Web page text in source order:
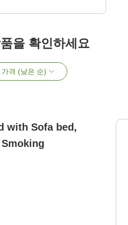
을 확인하세요
가격 (낮은 순)
with Sofa bed,